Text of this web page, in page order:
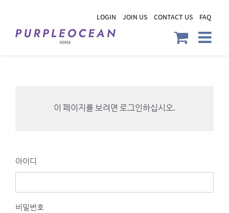
content
LOGIN JOIN US CONTACT US FAQ
이 페이지를 보려면 로그인하십시오.
아이디
비밀번호